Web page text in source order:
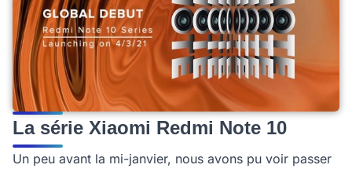
La série Xiaomi Redmi Note 10
Un peu avant la mi-janvier, nous avons pu voir passer